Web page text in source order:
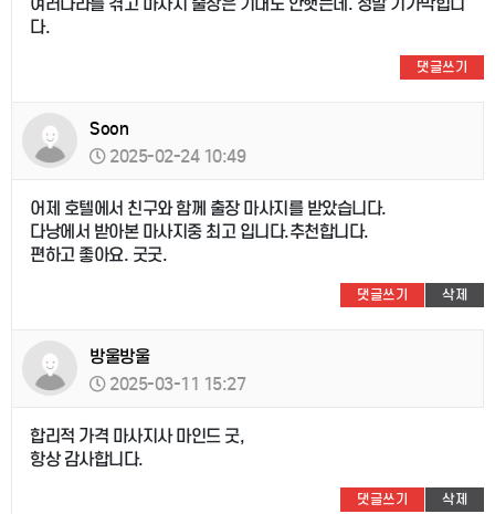
여러나라를 겪고 마사지 출장은 기대도 안햇는데. 정말 기가막힙니
다.
댓글쓰기
Soon
2025-02-24 10:49
어제 호텔에서 친구와 함께 출장 마사지를 받았습니다.
다낭에서 받아본 마사지중 최고 입니다.추천합니다.
편하고 좋아요. 굿굿.
댓글쓰기 삭제
방울방울
2025-03-11 15:27
합리적 가격 마사지사 마인드 굿,
항상 감사합니다.
댓글쓰기 삭제